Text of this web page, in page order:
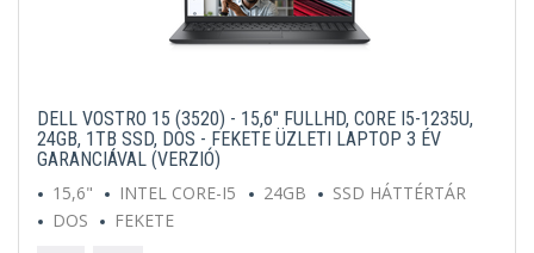
DELL VOSTRO 15 (3520) - 15,6" FULLHD, CORE I5-1235U,
24GB, 1TB SSD, DOS - FEKETE ÜZLETI LAPTOP 3 ÉV
GARANCIÁVAL (VERZIÓ)
15,6"
INTEL CORE-I5 24GB
SSD HÁTTÉRTÁR
DOS
FEKETE